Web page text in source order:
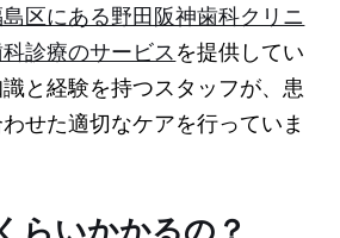
区にある野田阪神歯科クリニ
診療のサービス を提供してい
と経験を持つスタッフが、患
せた適切なケアを行っていま
らいかかるの？